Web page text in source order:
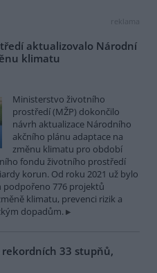
reklama
aktualizovalo Národní
klimatu
Ministerstvo životního
prostředí (MŽP) dokončilo
návrh aktualizace Národního
akčního plánu adaptace na
změnu klimatu pro období
fondu životního prostředí
korun. Od roku 2021 už bylo
podpořeno 776 projektů
klimatu, prevenci rizik a
dopadům.
33 stupňů,